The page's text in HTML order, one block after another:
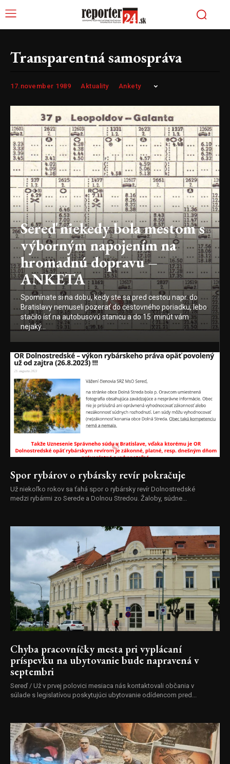
Transparentná samospráva
17.november 1989 Aktuality Ankety
Sereď niekedy bola mestom s
výborným napojením na
hromadnú dopravu –
ANKETA
Spomínate si na dobu, kedy ste sa pred cestou napr. do
Bratislavy nemuseli pozerať do cestovného poriadku, lebo
stačilo ísť na autobusovú stanicu a do 15 minút vám
nejaký...
Spor rybárov o rybársky revír pokračuje
Už niekoľko rokov sa ťahá spor o rybársky revír Dolnostredské
medzi rybármi zo Serede a Dolnou Stredou. Žaloby, súdne...
Chyba pracovníčky mesta pri vyplácaní
príspevku na ubytovanie bude napravená v
septembri
Sereď / Už v prvej polovici mesiaca nás kontaktovali občania v
súlade s legislatívou poskytujúci ubytovanie odídencom pred...